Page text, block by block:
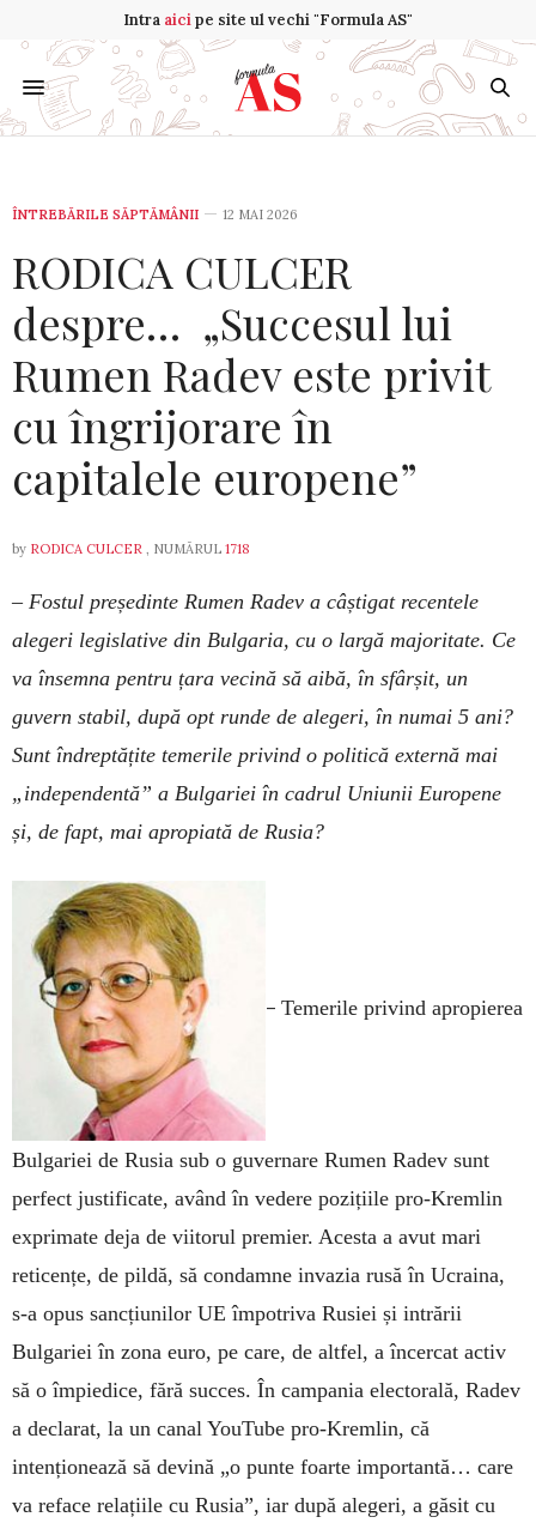
Intra aicipe site ul vechi "Formula AS"
ÎNTREBĂRILE SĂPTĂMÂNII 12 MAI 2026
RODICA CULCER
despre… „Succesul lui
Rumen Radev este privit
cu îngrijorare în
capitalele europene”
by RODICA CULCER , NUMĂRUL 1718
– Fostul președinte Rumen Radev a câștigat recentele
alegeri legislative din Bulgaria, cu o largă majoritate. Ce
va însemna pentru țara vecină să aibă, în sfârșit, un
guvern stabil, după opt runde de alegeri, în numai 5 ani?
Sunt îndreptățite temerile privind o politică externă mai
„independentă” a Bulgariei în cadrul Uniunii Europene
și, de fapt, mai apropiată de Rusia?
– Temerile privind apropierea
Bulgariei de Rusia sub o guvernare Rumen Radev sunt
perfect justificate, având în vedere pozițiile pro-Kremlin
exprimate deja de viitorul premier. Acesta a avut mari
reticențe, de pildă, să condamne invazia rusă în Ucraina,
s-a opus sancțiunilor UE împotriva Rusiei și intrării
Bulgariei în zona euro, pe care, de altfel, a încercat activ
să o împiedice, fără succes. În campania electorală, Radev
a declarat, la un canal YouTube pro-Kremlin, că
intenționează să devină „o punte foarte importantă… care
va reface relațiile cu Rusia”, iar după alegeri, a găsit cu